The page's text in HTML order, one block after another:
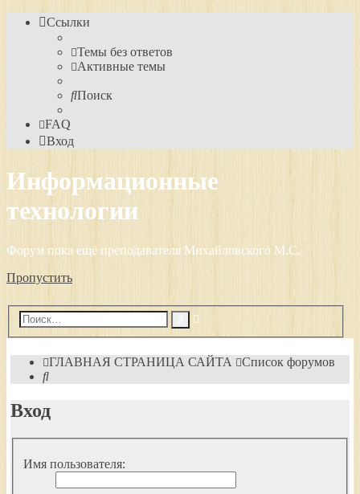
Ссылки
Темы без ответов
Активные темы
Поиск
FAQ
Вход
Информационные
технологии
Форум пока ещё преподавателя Михайловского М.С.
Пропустить
Поиск
ГЛАВНАЯ СТРАНИЦА САЙТА
Список форумов
Поиск
Вход
Имя пользователя: